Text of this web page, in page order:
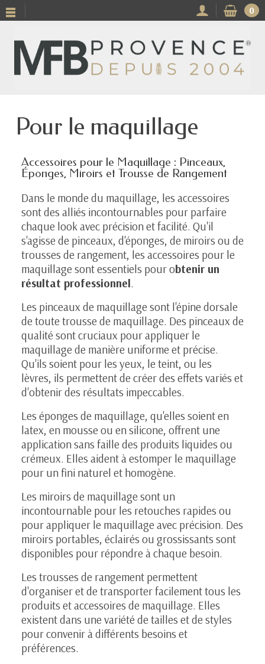
0
Pour le maquillage
Accessoires pour le Maquillage : Pinceaux,
Éponges, Miroirs et Trousse de Rangement
Dans le monde du maquillage, les accessoires
sont des alliés incontournables pour parfaire
chaque look avec précision et facilité. Qu'il
s'agisse de pinceaux, d'éponges, de miroirs ou de
trousses de rangement, les accessoires pour le
maquillage sont essentiels pour obtenir un
résultat professionnel.
Les pinceaux de maquillage sont l'épine dorsale
de toute trousse de maquillage. Des pinceaux de
qualité sont cruciaux pour appliquer le
maquillage de manière uniforme et précise.
Qu'ils soient pour les yeux, le teint, ou les
lèvres, ils permettent de créer des effets variés et
d'obtenir des résultats impeccables.
Les éponges de maquillage, qu'elles soient en
latex, en mousse ou en silicone, offrent une
application sans faille des produits liquides ou
crémeux. Elles aident à estomper le maquillage
pour un fini naturel et homogène.
Les miroirs de maquillage sont un
incontournable pour les retouches rapides ou
pour appliquer le maquillage avec précision. Des
miroirs portables, éclairés ou grossissants sont
disponibles pour répondre à chaque besoin.
Les trousses de rangement permettent
d'organiser et de transporter facilement tous les
produits et accessoires de maquillage. Elles
existent dans une variété de tailles et de styles
pour convenir à différents besoins et
préférences.